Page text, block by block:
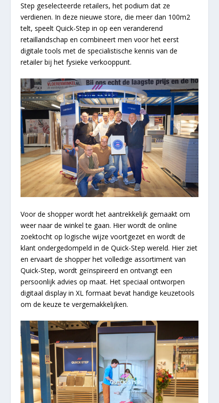
Step geselecteerde retailers, het podium dat ze
verdienen. In deze nieuwe store, die meer dan 100m2
telt, speelt Quick-Step in op een veranderend
retaillandschap en combineert men voor het eerst
digitale tools met de specialistische kennis van de
retailer bij het fysieke verkooppunt.
Voor de shopper wordt het aantrekkelijk gemaakt om
weer naar de winkel te gaan. Hier wordt de online
zoektocht op logische wijze voortgezet en wordt de
klant ondergedompeld in de Quick-Step wereld. Hier ziet
en ervaart de shopper het volledige assortiment van
Quick-Step, wordt geïnspireerd en ontvangt een
persoonlijk advies op maat. Het speciaal ontworpen
digitaal display in XL formaat bevat handige keuzetools
om de keuze te vergemakkelijken.